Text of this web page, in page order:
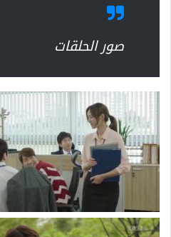
صور الحلقات